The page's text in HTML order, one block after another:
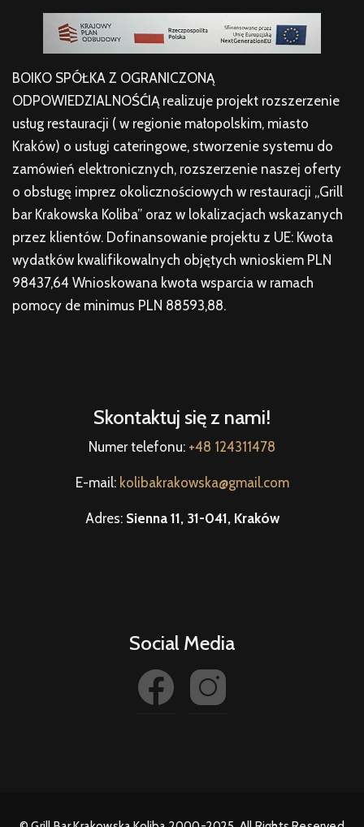
BOIKO SPÓŁKA Z OGRANICZONĄ
ODPOWIEDZIALNOŚĆIĄ realizuje projekt rozszerzenie
usług restauracji ( w regionie małopolskim, miasto
Kraków) o usługi cateringowe, stworzenie systemu do
zamówień elektronicznych, rozszerzenie naszej oferty
o obsługę imprez okolicznościowych w restauracji „Grill
bar Krakowska Koliba” oraz w lokalizacjach wskazanych
przez klientów. Dofinansowanie projektu z UE: Kwota
wydatków kwalifikowalnych objętych wnioskiem PLN
98437,64 Wnioskowana kwota wsparcia w ramach
pomocy de minimus PLN 88593,88.
Skontaktuj się z nami!
Numer telefonu: +48 124311478
E-mail: kolibakrakowska@gmail.com
Adres: Sienna 11, 31-041, Kraków
Social Media